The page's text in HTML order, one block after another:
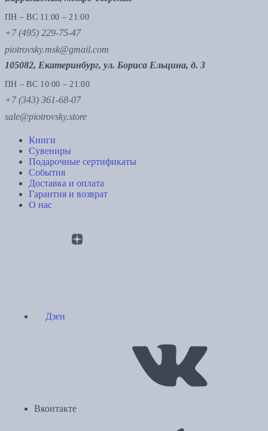
ПН – ВС 11:00 – 21:00
+7 (495) 229-75-47
piotrovsky.msk@gmail.com
105082, Екатеринбург, ул. Бориса Ельцина, д. 3
ПН – ВС 10:00 – 21:00
+7 (343) 361-68-07
sale@piotrovsky.store
Книги
Сувениры
Подарочные сертификаты
События
Доставка и оплата
Гарантия и возврат
О нас
Дзен
Вконтакте